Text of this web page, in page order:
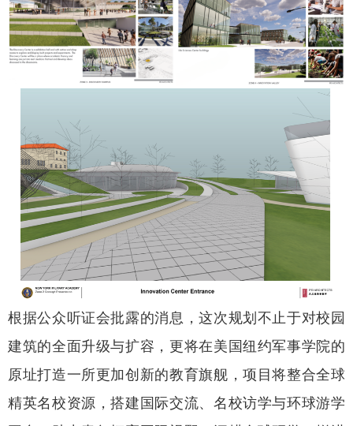
根据公众听证会批露的消息，这次规划不止于对校园
建筑的全面升级与扩容，更将在美国纽约军事学院的
原址打造一所更加创新的教育旗舰，项目将整合全球
精英名校资源，搭建国际交流、名校访学与环球游学